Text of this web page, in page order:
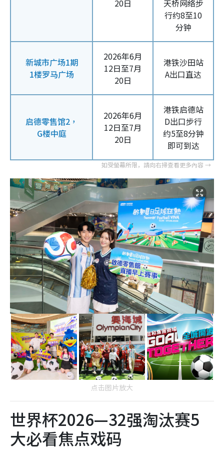
20日
天桥网络步
行约8至10
分钟
新城市广场1期
1楼罗马广场
2026年6月
12日至7月
20日
港铁沙田站
A出口直达
启德零售馆2，
G楼中庭
2026年6月
12日至7月
20日
港铁启德站
D出口步行
约5至8分钟
即可到达
点击图片放大
世界杯2026—32强淘汰赛5
大必看焦点戏码